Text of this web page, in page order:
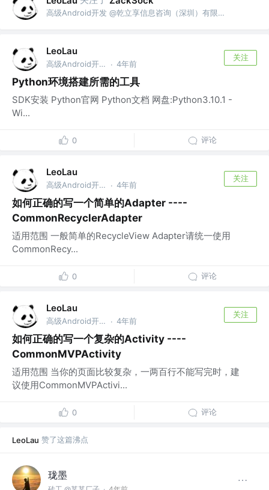
高级Android开发 @乾立享信息咨询（深圳）有限公司
LeoLau
高级Android开发 @乾立享信息咨询（深圳）有限公司 · 4年前
关注
Python环境搭建所需的工具
SDK安装 Python官网 Python文档 网盘:Python3.10.1 -
Wi...
0 评论
LeoLau
高级Android开发 @乾立享信息咨询（深圳）有限公司 · 4年前
关注
如何正确的写一个简单的Adapter ----
CommonRecyclerAdapter
适用范围 一般简单的RecycleView Adapter请统一使用
CommonRecy...
0 评论
LeoLau
高级Android开发 @乾立享信息咨询（深圳）有限公司 · 4年前
关注
如何正确的写一个复杂的Activity ----
CommonMVPActivity
适用范围 当你的页面比较复杂，一两百行不能写完时，建
议使用CommonMVPActivi...
0 评论
LeoLau 赞了这篇沸点
珑墨